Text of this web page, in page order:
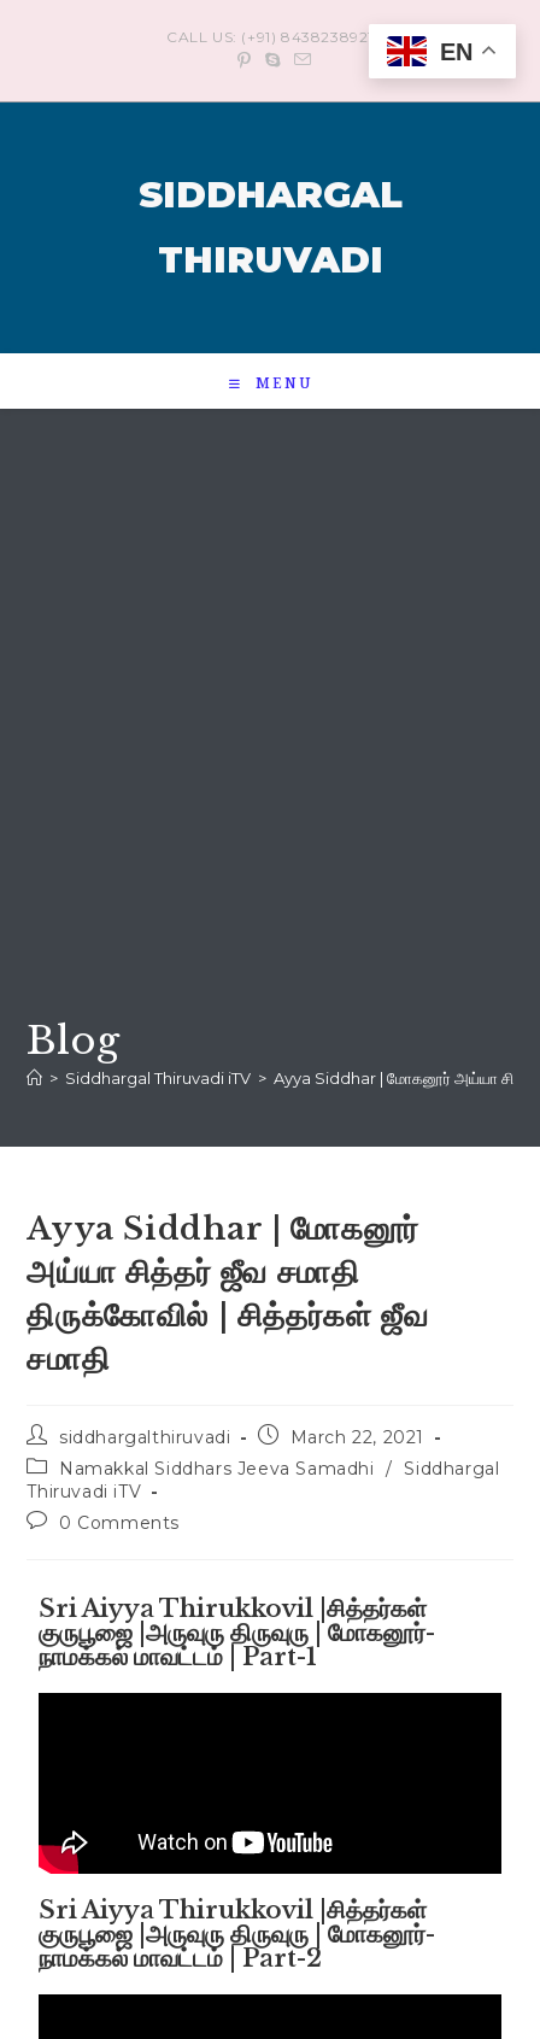
CALL US: (+91) 8438238921
SIDDHARGAL
THIRUVADI
MENU
Blog
> Siddhargal Thiruvadi iTV > Ayya Siddhar | மோகனூர் அய்யா சித்தர்
Ayya Siddhar | மோகனூர்
அய்யா சித்தர் ஜீவ சமாதி
திருக்கோவில் | சித்தர்கள் ஜீவ
சமாதி
siddhargalthiruvadi
March 22, 2021
Namakkal Siddhars Jeeva Samadhi
/ Siddhargal
Thiruvadi iTV
0 Comments
Sri Aiyya Thirukkovil |சித்தர்கள்
குருபூஜை |அருவுரு திருவுரு | மோகனூர்-
நாமக்கல் மாவட்டம் | Part-1
Sri Aiyya Thirukkovil |சித்தர்கள்
குருபூஜை |அருவுரு திருவுரு | மோகனூர்-
நாமக்கல் மாவட்டம் | Part-2
EN